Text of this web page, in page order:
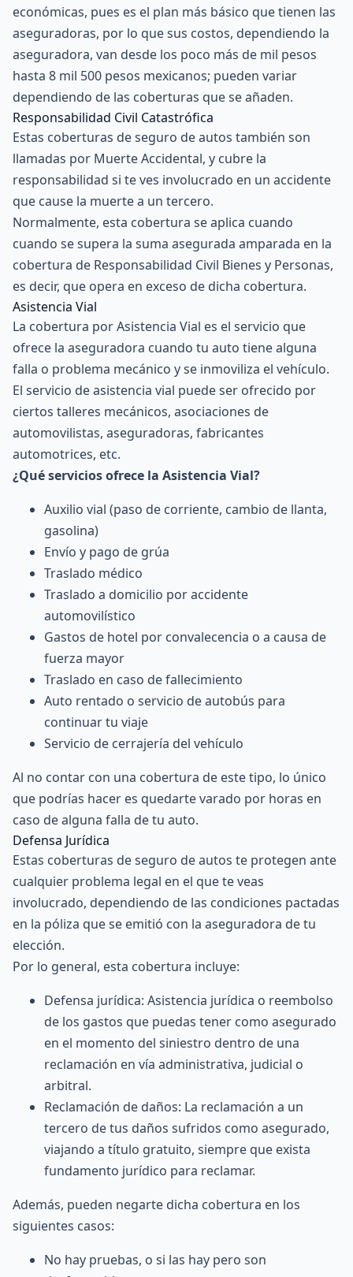
económicas, pues es el plan más básico que tienen las
aseguradoras, por lo que sus costos, dependiendo la
aseguradora, van desde los poco más de mil pesos
hasta 8 mil 500 pesos mexicanos; pueden variar
dependiendo de las coberturas que se añaden.
Responsabilidad Civil Catastrófica
Estas coberturas de seguro de autos también son
llamadas por Muerte Accidental, y cubre la
responsabilidad si te ves involucrado en un accidente
que cause la muerte a un tercero.
Normalmente, esta cobertura se aplica cuando
cuando se supera la suma asegurada amparada en la
cobertura de Responsabilidad Civil Bienes y Personas,
es decir, que opera en exceso de dicha cobertura.
Asistencia Vial
La cobertura por Asistencia Vial es el servicio que
ofrece la aseguradora cuando tu auto tiene alguna
falla o problema mecánico y se inmoviliza el vehículo.
El servicio de asistencia vial puede ser ofrecido por
ciertos talleres mecánicos, asociaciones de
automovilistas, aseguradoras, fabricantes
automotrices, etc.
¿Qué servicios ofrece la Asistencia Vial?
Auxilio vial (paso de corriente, cambio de llanta,
gasolina)
Envío y pago de grúa
Traslado médico
Traslado a domicilio por accidente
automovilístico
Gastos de hotel por convalecencia o a causa de
fuerza mayor
Traslado en caso de fallecimiento
Auto rentado o servicio de autobús para
continuar tu viaje
Servicio de cerrajería del vehículo
Al no contar con una cobertura de este tipo, lo único
que podrías hacer es quedarte varado por horas en
caso de alguna falla de tu auto.
Defensa Jurídica
Estas coberturas de seguro de autos te protegen ante
cualquier problema legal en el que te veas
involucrado, dependiendo de las condiciones pactadas
en la póliza que se emitió con la aseguradora de tu
elección.
Por lo general, esta cobertura incluye:
Defensa jurídica: Asistencia jurídica o reembolso
de los gastos que puedas tener como asegurado
en el momento del siniestro dentro de una
reclamación en vía administrativa, judicial o
arbitral.
Reclamación de daños: La reclamación a un
tercero de tus daños sufridos como asegurado,
viajando a título gratuito, siempre que exista
fundamento jurídico para reclamar.
Además, pueden negarte dicha cobertura en los
siguientes casos:
No hay pruebas, o si las hay pero son